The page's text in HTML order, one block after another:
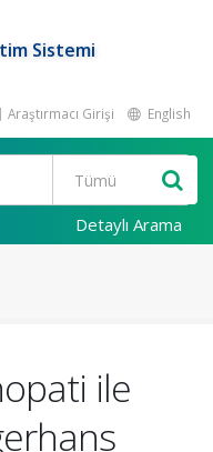
Sistemi
Araştırmacı Girişi English
Detaylı Arama
ile